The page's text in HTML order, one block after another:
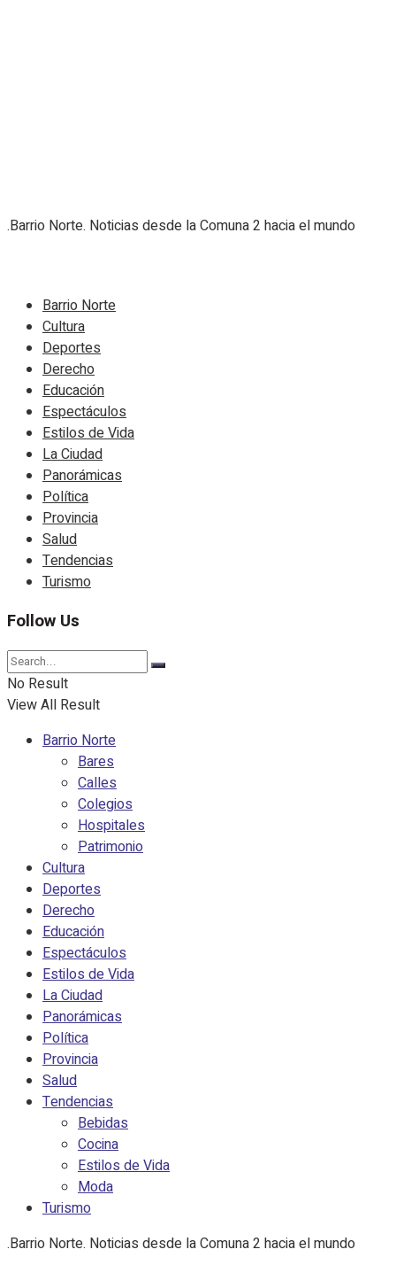
.Barrio Norte. Noticias desde la Comuna 2 hacia el mundo
Barrio Norte
Cultura
Deportes
Derecho
Educación
Espectáculos
Estilos de Vida
La Ciudad
Panorámicas
Política
Provincia
Salud
Tendencias
Turismo
Follow Us
No Result
View All Result
Barrio Norte
Bares
Calles
Colegios
Hospitales
Patrimonio
Cultura
Deportes
Derecho
Educación
Espectáculos
Estilos de Vida
La Ciudad
Panorámicas
Política
Provincia
Salud
Tendencias
Bebidas
Cocina
Estilos de Vida
Moda
Turismo
.Barrio Norte. Noticias desde la Comuna 2 hacia el mundo